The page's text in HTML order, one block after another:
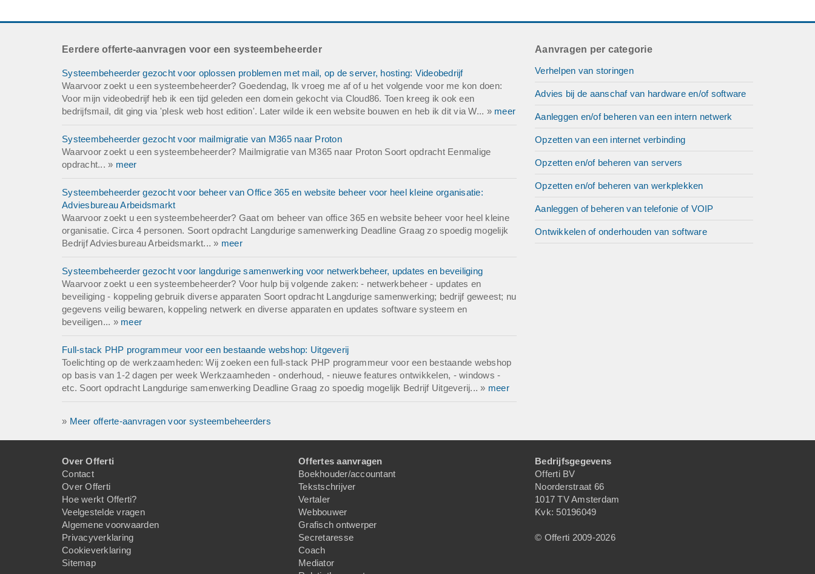
Eerdere offerte-aanvragen voor een systeembeheerder
Systeembeheerder gezocht voor oplossen problemen met mail, op de server, hosting: Videobedrijf
Waarvoor zoekt u een systeembeheerder? Goedendag, Ik vroeg me af of u het volgende voor me kon doen:
Voor mijn videobedrijf heb ik een tijd geleden een domein gekocht via Cloud86. Toen kreeg ik ook een
bedrijfsmail, dit ging via 'plesk web host edition'. Later wilde ik een website bouwen en heb ik dit via W... » meer
Systeembeheerder gezocht voor mailmigratie van M365 naar Proton
Waarvoor zoekt u een systeembeheerder? Mailmigratie van M365 naar Proton Soort opdracht Eenmalige
opdracht... » meer
Systeembeheerder gezocht voor beheer van Office 365 en website beheer voor heel kleine organisatie:
Adviesbureau Arbeidsmarkt
Waarvoor zoekt u een systeembeheerder? Gaat om beheer van office 365 en website beheer voor heel kleine
organisatie. Circa 4 personen. Soort opdracht Langdurige samenwerking Deadline Graag zo spoedig mogelijk
Bedrijf Adviesbureau Arbeidsmarkt... » meer
Systeembeheerder gezocht voor langdurige samenwerking voor netwerkbeheer, updates en beveiliging
Waarvoor zoekt u een systeembeheerder? Voor hulp bij volgende zaken: - netwerkbeheer - updates en
beveiliging - koppeling gebruik diverse apparaten Soort opdracht Langdurige samenwerking; bedrijf geweest; nu
gegevens veilig bewaren, koppeling netwerk en diverse apparaten en updates software systeem en
beveiligen... » meer
Full-stack PHP programmeur voor een bestaande webshop: Uitgeverij
Toelichting op de werkzaamheden: Wij zoeken een full-stack PHP programmeur voor een bestaande webshop
op basis van 1-2 dagen per week Werkzaamheden - onderhoud, - nieuwe features ontwikkelen, - windows -
etc. Soort opdracht Langdurige samenwerking Deadline Graag zo spoedig mogelijk Bedrijf Uitgeverij... » meer
» Meer offerte-aanvragen voor systeembeheerders
Aanvragen per categorie
Verhelpen van storingen
Advies bij de aanschaf van hardware en/of software
Aanleggen en/of beheren van een intern netwerk
Opzetten van een internet verbinding
Opzetten en/of beheren van servers
Opzetten en/of beheren van werkplekken
Aanleggen of beheren van telefonie of VOIP
Ontwikkelen of onderhouden van software
Over Offerti
Contact
Over Offerti
Hoe werkt Offerti?
Veelgestelde vragen
Algemene voorwaarden
Privacyverklaring
Cookieverklaring
Sitemap
Offertes aanvragen
Boekhouder/accountant
Tekstschrijver
Vertaler
Webbouwer
Grafisch ontwerper
Secretaresse
Coach
Mediator
Bedrijfsgegevens
Offerti BV
Noorderstraat 66
1017 TV Amsterdam
Kvk: 50196049
© Offerti 2009-2026